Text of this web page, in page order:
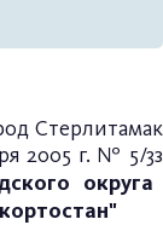
Стерлитамак
2005 г. № 5/3з
округа